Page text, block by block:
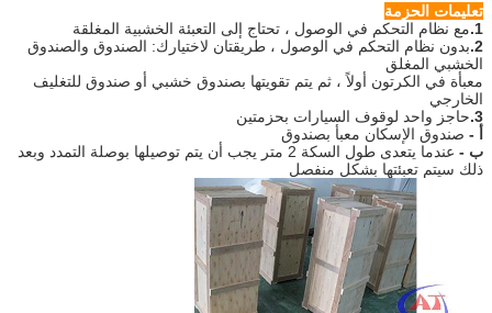
تعليمات الحزمة
1. مع نظام التحكم في الوصول ، تحتاج إلى التعبئة الخشبية المغلقة
2. بدون نظام التحكم في الوصول ، طريقتان لاختيارك: الصندوق والصندوق
الخشبي المغلق
معبأة في الكرتون أولاً ، ثم يتم تقويتها بصندوق خشبي أو صندوق للتغليف
الخارجي
3. حاجز واحد لوقوف السيارات بحزمتين
أ - صندوق الإسكان معبأ بصندوق
ب -
عندما يتعدى طول السكة 2 متر يجب أن يتم توصيلها بوصلة التمدد وبعد
ذلك سيتم تعبئتها بشكل منفصل